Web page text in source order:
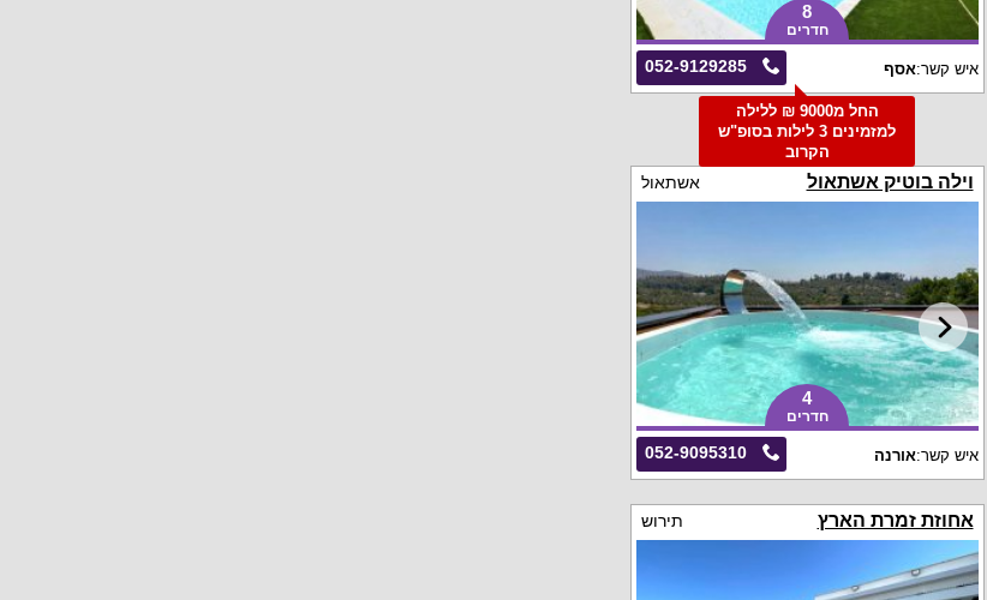
8
חדרים
052-9129285 איש קשר:אסף
החל מ9000 ₪ ללילה
למזמינים 3 לילות בסופ"ש
הקרוב
וילה בוטיק אשתאול אשתאול
4
חדרים
052-9095310 איש קשר:אורנה
אחוזת זמרת הארץ תירוש